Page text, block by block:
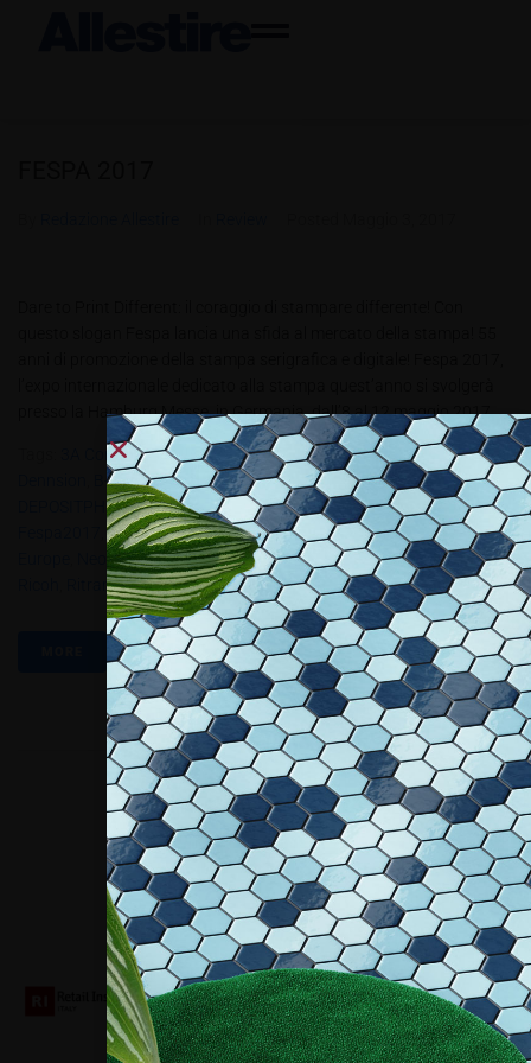
presso la Hamburg Messe, in Germania, dall’8 al 12 maggio 2017....
3A Composites GmbH | Polycasa ,Aleph Srl,Apa ,Aslan,Avery
B-Flex,B&B SYSTEMS,COLOR-DEC ITALY,
DEPOSITPHOTOS Inc.,Durst Phototechnik, Epson,Esanastri
,FLEXA SRL,Guandong,Hexis ,Matic S.A,Mimaki
Neolt Factory Srl,NOECHA SRL, NTG Digital,Oki Pbt2.2017,
Ritrama,Zünd
Collaboriamo con